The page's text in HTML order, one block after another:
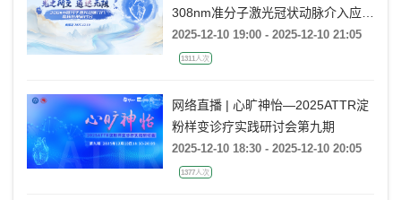
308nm准分子激光冠状动脉介入应用
专家共识解读暨ELCA临床应用专家
研讨会（成都站）
2025-12-10 19:00 - 2025-12-10 21:05
1311人次
网络直播 | 心旷神怡—2025ATTR淀
粉样变诊疗实践研讨会第九期
2025-12-10 18:30 - 2025-12-10 20:05
1377人次